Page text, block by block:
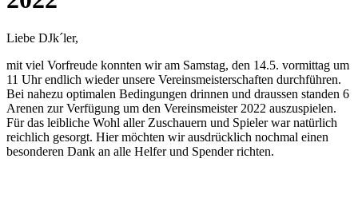
Liebe DJk´ler,
mit viel Vorfreude konnten wir am Samstag, den 14.5. vormittag um
11 Uhr endlich wieder unsere Vereinsmeisterschaften durchführen.
Bei nahezu optimalen Bedingungen drinnen und draussen standen 6
Arenen zur Verfügung um den Vereinsmeister 2022 auszuspielen.
Für das leibliche Wohl aller Zuschauern und Spieler war natürlich
reichlich gesorgt. Hier möchten wir ausdrücklich nochmal einen
besonderen Dank an alle Helfer und Spender richten.